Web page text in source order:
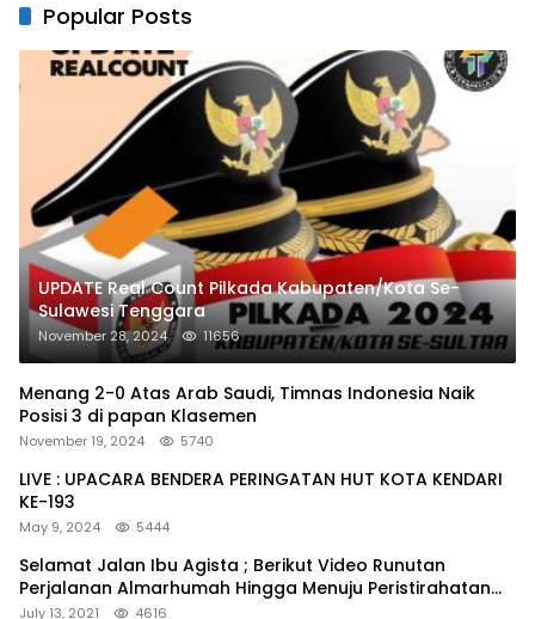
Popular Posts
UPDATE Real Count Pilkada Kabupaten/Kota Se-
Sulawesi Tenggara
November 28, 2024 11656
Menang 2-0 Atas Arab Saudi, Timnas Indonesia Naik
Posisi 3 di papan Klasemen
November 19, 2024 5740
LIVE : UPACARA BENDERA PERINGATAN HUT KOTA KENDARI
KE-193
May 9, 2024 5444
Selamat Jalan Ibu Agista ; Berikut Video Runutan
Perjalanan Almarhumah Hingga Menuju Peristirahatan
Terakhir
July 13, 2021 4616